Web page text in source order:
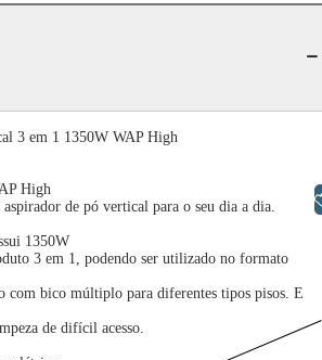
3 em 1 1350W WAP High
High
de pó vertical para o seu dia a dia.
1350W
3 em 1, podendo ser utilizado no formato
com bico múltiplo para diferentes tipos pisos. E
de difícil acesso.
Libras